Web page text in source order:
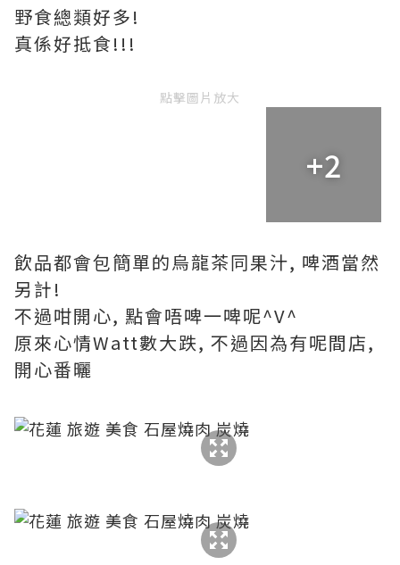
野食總類好多!
真係好抵食!!!
點擊圖片放大
+2
飲品都會包簡單的烏龍茶同果汁, 啤酒當然
另計!
不過咁開心, 點會唔啤一啤呢^V^
原來心情Watt數大跌, 不過因為有呢間店,
開心番曬